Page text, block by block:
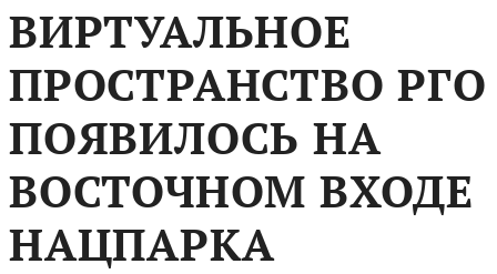
​ВИРТУАЛЬНОЕ
ПРОСТРАНСТВО РГО
ПОЯВИЛОСЬ НА
ВОСТОЧНОМ ВХОДЕ
НАЦПАРКА